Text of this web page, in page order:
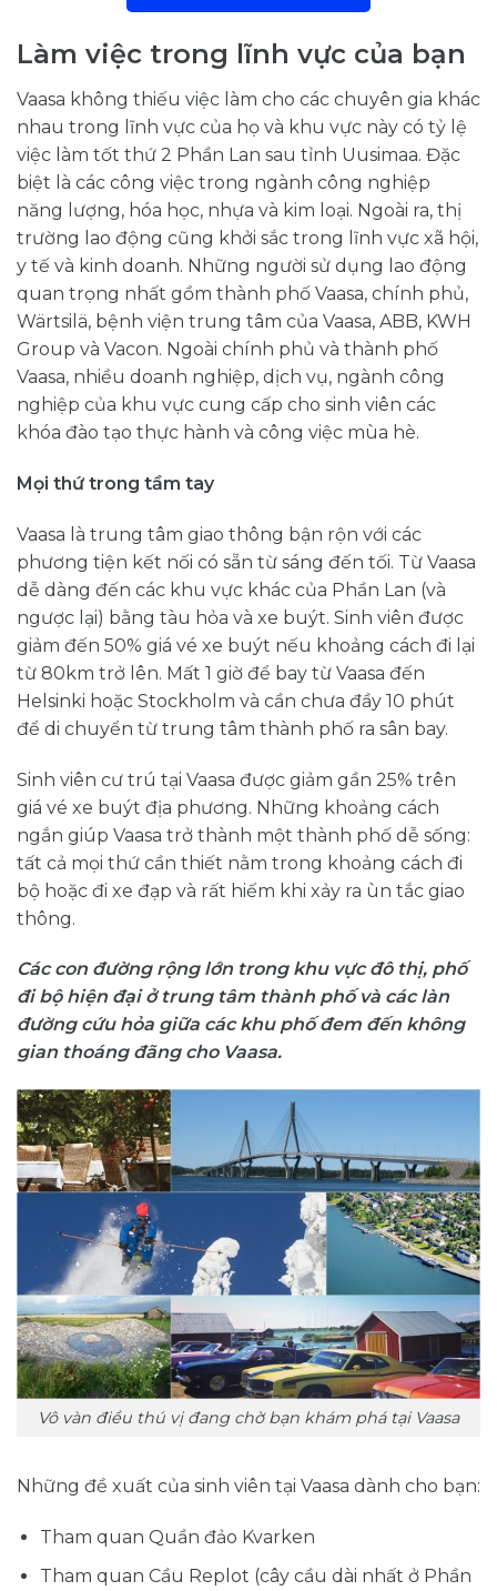
Làm việc trong lĩnh vực của bạn
Vaasa không thiếu việc làm cho các chuyên gia khác
nhau trong lĩnh vực của họ và khu vực này có tỷ lệ
việc làm tốt thứ 2 Phần Lan sau tỉnh Uusimaa. Đặc
biệt là các công việc trong ngành công nghiệp
năng lượng, hóa học, nhựa và kim loại. Ngoài ra, thị
trường lao động cũng khởi sắc trong lĩnh vực xã hội,
y tế và kinh doanh. Những người sử dụng lao động
quan trọng nhất gồm thành phố Vaasa, chính phủ,
Wärtsilä, bệnh viện trung tâm của Vaasa, ABB, KWH
Group và Vacon. Ngoài chính phủ và thành phố
Vaasa, nhiều doanh nghiệp, dịch vụ, ngành công
nghiệp của khu vực cung cấp cho sinh viên các
khóa đào tạo thực hành và công việc mùa hè.
Mọi thứ trong tầm tay
Vaasa là trung tâm giao thông bận rộn với các
phương tiện kết nối có sẵn từ sáng đến tối. Từ Vaasa
dễ dàng đến các khu vực khác của Phần Lan (và
ngược lại) bằng tàu hỏa và xe buýt. Sinh viên được
giảm đến 50% giá vé xe buýt nếu khoảng cách đi lại
từ 80km trở lên. Mất 1 giờ để bay từ Vaasa đến
Helsinki hoặc Stockholm và cần chưa đầy 10 phút
để di chuyển từ trung tâm thành phố ra sân bay.
Sinh viên cư trú tại Vaasa được giảm gần 25% trên
giá vé xe buýt địa phương. Những khoảng cách
ngắn giúp Vaasa trở thành một thành phố dễ sống:
tất cả mọi thứ cần thiết nằm trong khoảng cách đi
bộ hoặc đi xe đạp và rất hiếm khi xảy ra ùn tắc giao
thông.
Các con đường rộng lớn trong khu vực đô thị, phố
đi bộ hiện đại ở trung tâm thành phố và các làn
đường cứu hỏa giữa các khu phố đem đến không
gian thoáng đãng cho Vaasa.
Vô vàn điều thú vị đang chờ bạn khám phá tại Vaasa
Những đề xuất của sinh viên tại Vaasa dành cho bạn:
Tham quan Quần đảo Kvarken
Tham quan Cầu Replot (cây cầu dài nhất ở Phần